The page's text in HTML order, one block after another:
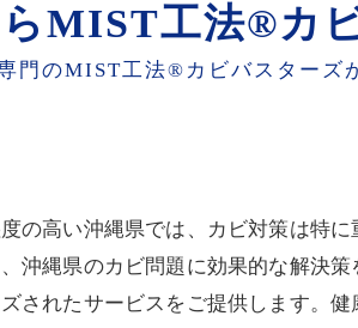
MIST工法®カ
門のMIST工法®カビバスターズ
の高い沖縄県では、カビ対策は特
沖縄県のカビ問題に効果的な解決
されたサービスをご提供します。